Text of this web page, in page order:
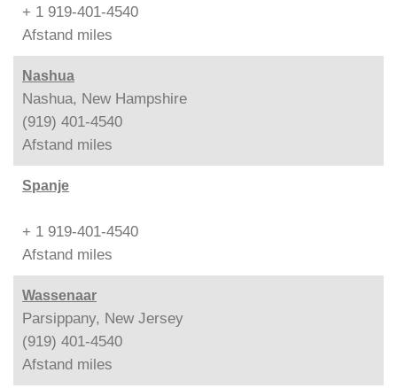
+ 1 919-401-4540
Afstand miles
Nashua
Nashua, New Hampshire
(919) 401-4540
Afstand miles
Spanje
+ 1 919-401-4540
Afstand miles
Wassenaar
Parsippany, New Jersey
(919) 401-4540
Afstand miles